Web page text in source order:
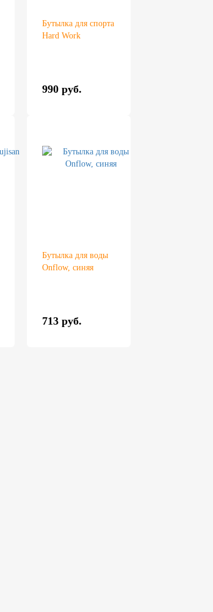
Бутылка для спорта
Hard Work
990 руб.
Бутылка для воды
Onflow, синяя
713 руб.